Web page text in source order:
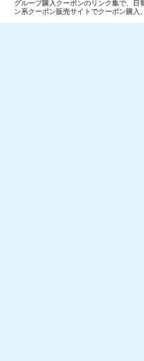
グループ購入クーポンのリンク集で、
ン系クーポン販売サイトでクーポン購